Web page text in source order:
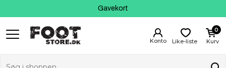
Gavekort
Kundeservice
Kurv
0
Like-liste